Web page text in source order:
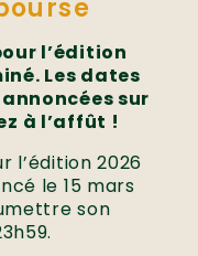
l’édition
Les dates
sur
à l’affût !
l’édition 2026
le 15 mars
son